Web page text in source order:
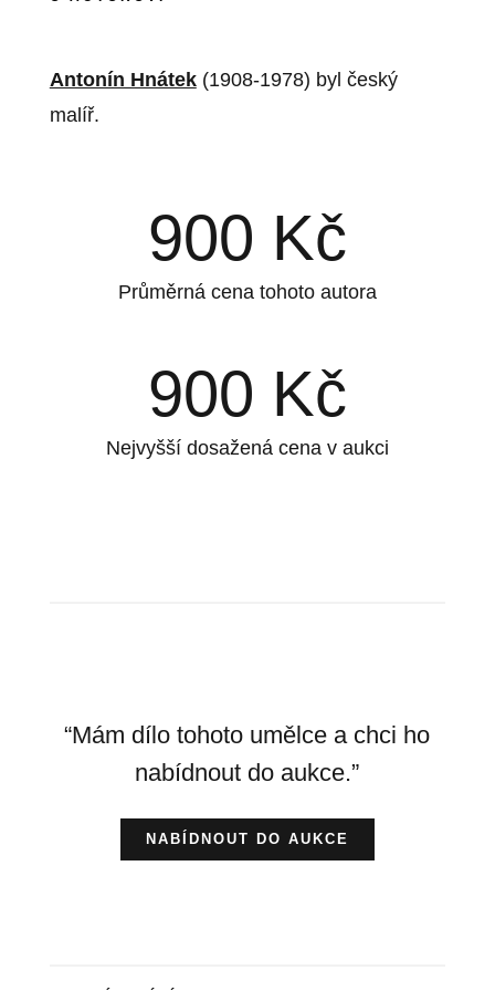
Antonín Hnátek(1908-1978) byl český
malíř.
900 Kč
Průměrná cena tohoto autora
900 Kč
Nejvyšší dosažená cena v aukci
“Mám dílo tohoto umělce a chci ho
nabídnout do aukce.”
NABÍDNOUT DO AUKCE